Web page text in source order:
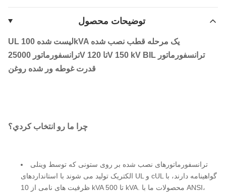
توضیحات محصول
UL لیست شده 100kVA یک مرحله قطب نصب شده
ترانسفورماتور 25000V تا 120V 150 kV BIL ترانسفورماتور
قدرت غوطه ور شده روغن
چرا ما رو انتخاب کردي؟
ترانسفورماتورهای نصب شده بر روی ستونی که توسط وینلی
الکتریک تولید می شوند با استانداردهای UL و cUL گواهینامه دارند، با
ظرفیت های نامی از 10 kVA تا 500 kVA. محصولات ما با ANSI،